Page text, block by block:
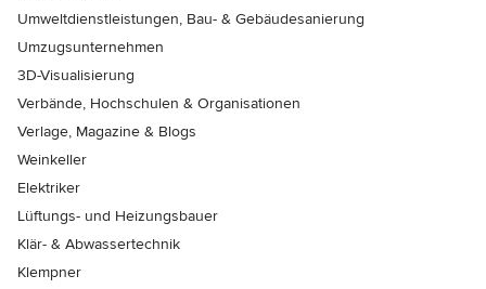
Umweltdienstleistungen, Bau- & Gebäudesanierung
Umzugsunternehmen
3D-Visualisierung
Verbände, Hochschulen & Organisationen
Verlage, Magazine & Blogs
Weinkeller
Elektriker
Lüftungs- und Heizungsbauer
Klär- & Abwassertechnik
Klempner